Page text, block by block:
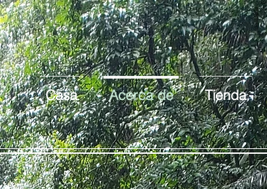
Casa Acerca de Tienda